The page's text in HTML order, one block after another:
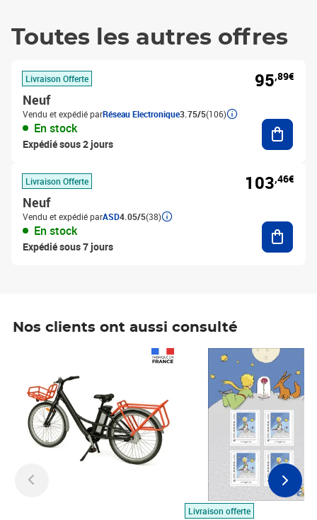
Toutes les autres offres
Livraison Offerte
Neuf
Vendu et expédié parRéseau Electronique3.75/5(106)
En stock
Expédié sous 2 jours
95,89€
Livraison Offerte
Neuf
Vendu et expédié parASD4.05/5(38)
En stock
Expédié sous 7 jours
103,46€
Nos clients ont aussi consulté
Livraison offerte
Prix 7,50€